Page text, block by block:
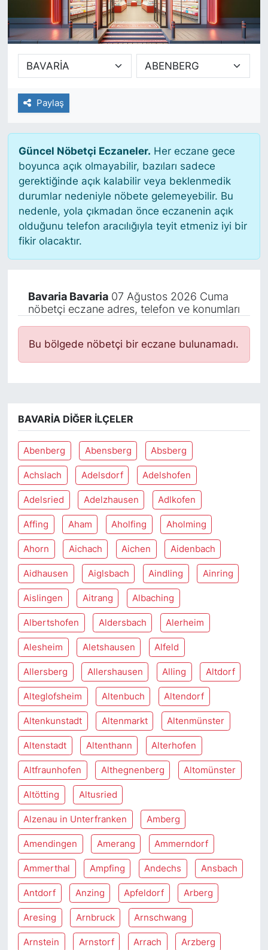
Paylaş
Güncel Nöbetçi Eczaneler. Her eczane gece
boyunca açık olmayabilir, bazıları sadece
gerektiğinde açık kalabilir veya beklenmedik
durumlar nedeniyle nöbete gelemeyebilir. Bu
nedenle, yola çıkmadan önce eczanenin açık
olduğunu telefon aracılığıyla teyit etmeniz iyi bir
fikir olacaktır.
Bavaria Bavaria07 Ağustos 2026 Cuma
nöbetçi eczane adres, telefon ve konumları
Bu bölgede nöbetçi bir eczane bulunamadı.
BAVARIA DIĞER İLÇELER
Abenberg Abensberg Absberg
Achslach Adelsdorf Adelshofen
Adelsried Adelzhausen Adlkofen
Affing Aham Aholfing Aholming
Ahorn Aichach Aichen Aidenbach
Aidhausen Aiglsbach Aindling Ainring
Aislingen Aitrang Albaching
Albertshofen Aldersbach Alerheim
Alesheim Aletshausen Alfeld
Allersberg Allershausen Alling Altdorf
Alteglofsheim Altenbuch Altendorf
Altenkunstadt Altenmarkt Altenmünster
Altenstadt Altenthann Alterhofen
Altfraunhofen Althegnenberg Altomünster
Altötting Altusried
Alzenau in Unterfranken Amberg
Amendingen Amerang Ammerndorf
Ammerthal Ampfing Andechs Ansbach
Antdorf Anzing Apfeldorf Arberg
Aresing Arnbruck Arnschwang
Arnstein Arnstorf Arrach Arzberg
SİYASET
SAĞLIK